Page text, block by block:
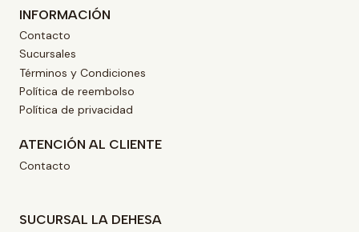
INFORMACIÓN
Contacto
Sucursales
Términos y Condiciones
Política de reembolso
Política de privacidad
ATENCIÓN AL CLIENTE
Contacto
SUCURSAL LA DEHESA